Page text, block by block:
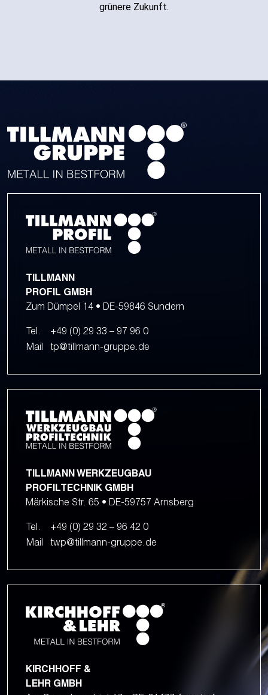
grünere Zukunft.
TILLMANN
PROFIL GMBH
Zum Dümpel 14 • DE-59846 Sundern
Tel.
+49 (0) 29 33 – 97 96 0
Mail
tp@tillmann-gruppe.de
TILLMANN WERKZEUGBAU
PROFILTECHNIK GMBH
Märkische Str. 65 • DE-59757 Arnsberg
Tel.
+49 (0) 29 32 – 96 42 0
Mail
twp@tillmann-gruppe.de
KIRCHHOFF &
LEHR GMBH